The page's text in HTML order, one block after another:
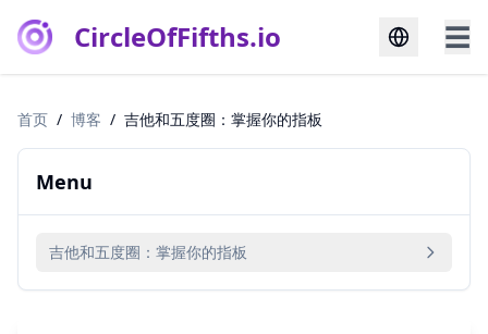
CircleOfFifths.io ☰
首页 / 博客 / 吉他和五度圈：掌握你的指板
Menu
吉他和五度圈：掌握你的指板